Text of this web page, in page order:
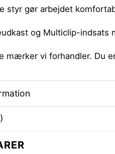
styr gør arbejdet
og Multiclip-indsats
mærker vi forhandler. Du